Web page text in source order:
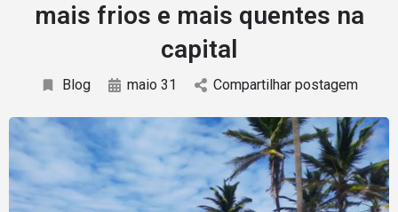
mais frios e mais quentes na
capital
Blog maio 31 Compartilhar postagem